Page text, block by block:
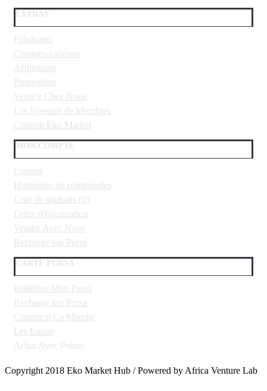
EXTRAS
Fabricants
Chèques-cadeaux
Affiliations
Promotions
Vendez Chez Nous
Les Niveaux de Membres
Coupon Eko Market
MON COMPTE
Compte
Historique de commandes
Liste de souhaits (0 )
Lettre d'information
Vendre Avec Nous
Recharge ton Pursa
CARTE PURSA
Initialiser Mon Pursa
Recharge ton Pursa
Comment Ca Marche
Les Extras
Achat Avec Points
Copyright 2018 Eko Market Hub / Powered by Africa Venture Lab